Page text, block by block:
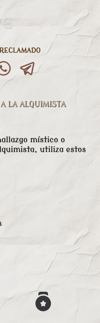
LA ALQUIMISTA
místico o
utiliza estos